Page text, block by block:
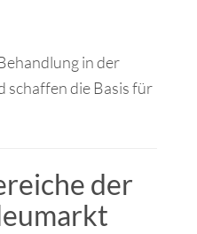
in der
schaffen die Basis für
der